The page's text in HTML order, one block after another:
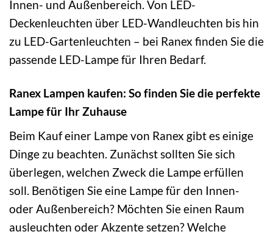
Innen- und Außenbereich. Von LED-
Deckenleuchten über LED-Wandleuchten bis hin
zu LED-Gartenleuchten – bei Ranex finden Sie die
passende LED-Lampe für Ihren Bedarf.
Ranex Lampen kaufen: So finden Sie die perfekte
Lampe für Ihr Zuhause
Beim Kauf einer Lampe von Ranex gibt es einige
Dinge zu beachten. Zunächst sollten Sie sich
überlegen, welchen Zweck die Lampe erfüllen
soll. Benötigen Sie eine Lampe für den Innen-
oder Außenbereich? Möchten Sie einen Raum
ausleuchten oder Akzente setzen? Welche